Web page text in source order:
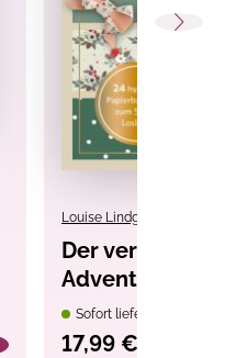
Louise Lindgrün
Der
Advent.
Ausschneiden,
Sofort lieferbar
17,99 €